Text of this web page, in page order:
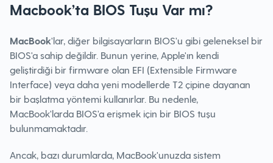
Macbook’ta BIOS Tuşu Var mı?
MacBook'lar, diğer bilgisayarların BIOS'u gibi geleneksel bir
BIOS'a sahip değildir. Bunun yerine, Apple'ın kendi
geliştirdiği bir firmware olan EFI (Extensible Firmware
Interface) veya daha yeni modellerde T2 çipine dayanan
bir başlatma yöntemi kullanırlar. Bu nedenle,
MacBook'larda BIOS'a erişmek için bir BIOS tuşu
bulunmamaktadır.
Ancak, bazı durumlarda, MacBook'unuzda sistem